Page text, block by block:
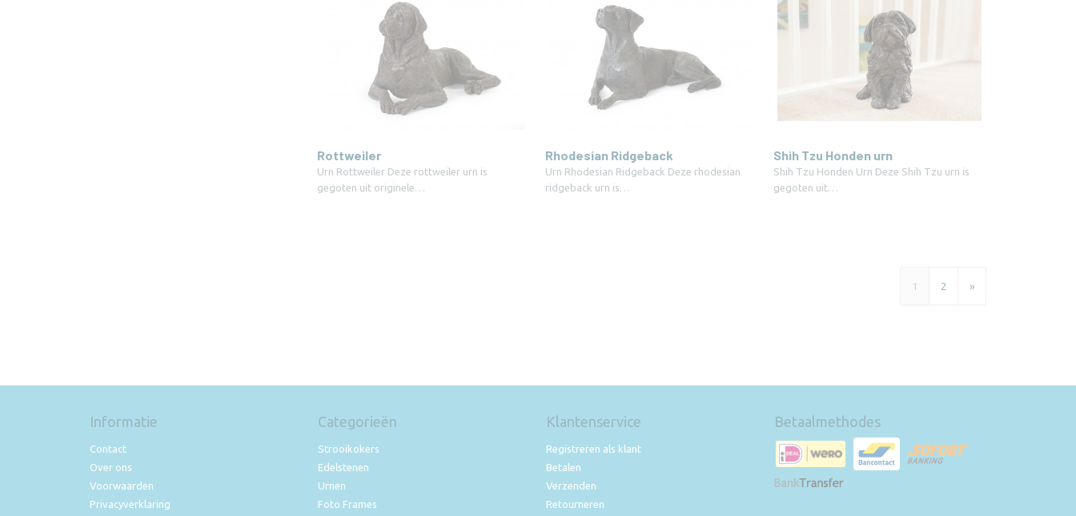
Rottweiler
Urn Rottweiler Deze rottweiler urn is
gegoten uit originele…
Rhodesian Ridgeback
Urn Rhodesian Ridgeback Deze rhodesian
ridgeback urn is…
Shih Tzu Honden urn
Shih Tzu Honden Urn Deze Shih Tzu urn is
gegoten uit…
1 2 »
Informatie
Contact
Over ons
Voorwaarden
Privacyverklaring
Categorieën
Strooikokers
Edelstenen
Urnen
Foto Frames
Klantenservice
Registreren als klant
Betalen
Verzenden
Retourneren
Betaalmethodes